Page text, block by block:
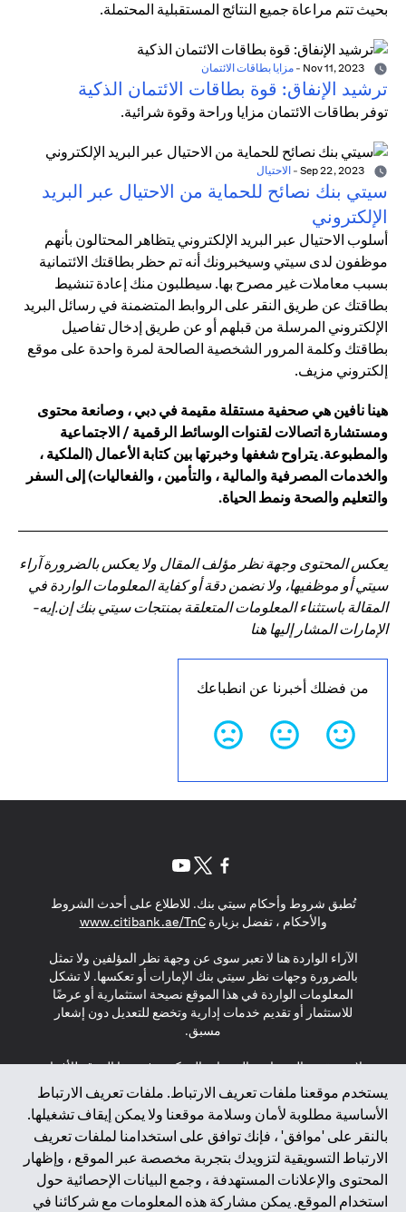
بحيث تتم مراعاة جميع النتائج المستقبلية المحتملة.
- مزايا بطاقات الائتمان
ترشيد الإنفاق: قوة بطاقات الائتمان الذكية
توفر بطاقات الائتمان مزايا وراحة وقوة شرائية.
- الاحتيال
سيتي بنك نصائح للحماية من الاحتيال عبر البريد
الإلكتروني
أسلوب الاحتيال عبر البريد الإلكتروني يتظاهر المحتالون بأنهم
موظفون لدى سيتي وسيخبرونك أنه تم حظر بطاقتك الائتمانية
بسبب معاملات غير مصرح بها. سيطلبون منك إعادة تنشيط
بطاقتك عن طريق النقر على الروابط المتضمنة في رسائل البريد
الإلكتروني المرسلة من قبلهم أو عن طريق إدخال تفاصيل
بطاقتك وكلمة المرور الشخصية الصالحة لمرة واحدة على موقع
إلكتروني مزيف.
هينا نافين هي صحفية مستقلة مقيمة في دبي ، وصانعة محتوى
ومستشارة اتصالات لقنوات الوسائط الرقمية / الاجتماعية
والمطبوعة. يتراوح شغفها وخبرتها بين كتابة الأعمال (الملكية ،
والخدمات المصرفية والمالية ، والتأمين ، والفعاليات) إلى السفر
والتعليم والصحة ونمط الحياة.
يعكس المحتوى وجهة نظر مؤلف المقال ولا يعكس بالضرورة آراء
سيتي أو موظفيها، ولا نضمن دقة أو كفاية المعلومات الواردة في
المقالة باستثناء المعلومات المتعلقة بمنتجات سيتي بنك إن.إيه-
الإمارات المشار إليها هنا
من فضلك أخبرنا عن انطباعك
يستخدم موقعنا ملفات تعريف الارتباط. ملفات تعريف الارتباط
الأساسية مطلوبة لأمان وسلامة موقعنا ولا يمكن إيقاف تشغيلها.
بالنقر على 'موافق' ، فإنك توافق على استخدامنا لملفات تعريف
الارتباط التسويقية لتزويدك بتجربة مخصصة عبر الموقع ، وإظهار
المحتوى والإعلانات المستهدفة ، وجمع البيانات الإحصائية حول
استخدام الموقع. يمكن مشاركة هذه المعلومات مع شركائنا في
تُطبق شروط وأحكام سيتي بنك. للاطلاع على أحدث الشروط
والأحكام ، تفضل بزيارةwww.citibank.ae/TnC
(opens in a new tab)
الآراء الواردة هنا لا تعبر سوى عن وجهة نظر المؤلفين ولا تمثل
بالضرورة وجهات نظر سيتي بنك الإمارات أو تعكسها. لا تشكل
المعلومات الواردة في هذا الموقع نصيحة استثمارية أو عرضًا
للاستثمار أو تقديم خدمات إدارية وتخضع للتعديل دون إشعار
مسبق.
لا يتم تقديم المنتجات والخدمات المذكورة في هذا الموقع للأفراد
المقيمين في الاتحاد الأوروبي أو المنطقة الاقتصادية الأوروبية أو
سويسرا أو غيرنسي أو جيرسي أو موناكو أو سان مارينو أو
الفاتيكان أو جزيرة مان أو المملكة المتحدة أو خصوصية البيانات
(لائحة حماية البيانات العامة \ قانون حماية البيانات الشخصية
العامة \ قانون خصوصية نيوزيلندا). المحتوى الموجود في هذه
الصفحة ليس ولا ينبغي تفسيره على أنه عرض أو دعوة أو دعوة
لشراء أو بيع أي من المنتجات والخدمات المذكورة هنا لمثل هؤلاء